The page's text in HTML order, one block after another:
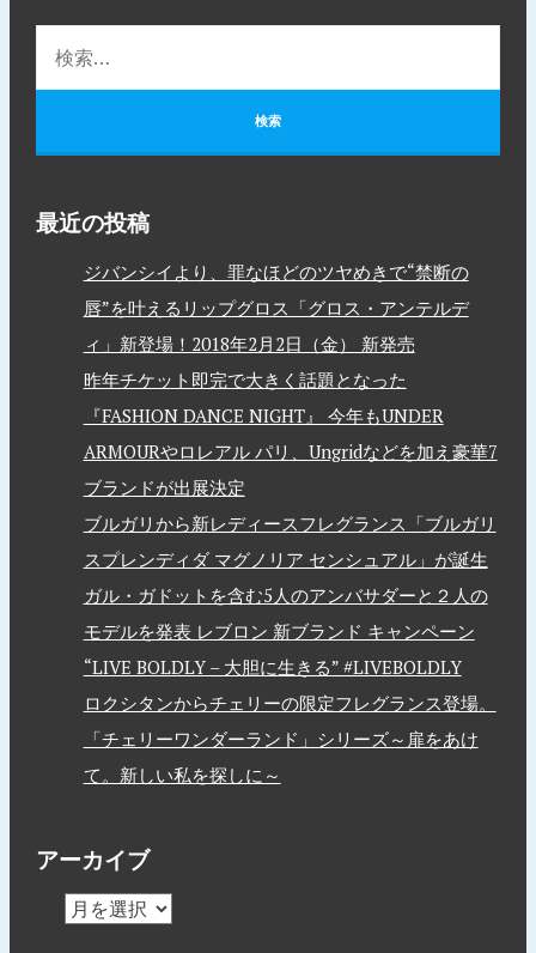
最近の投稿
ジバンシイより、罪なほどのツヤめきで“禁断の
唇”を叶えるリップグロス「グロス・アンテルデ
ィ」新登場！2018年2月2日（金） 新発売
昨年チケット即完で大きく話題となった
『FASHION DANCE NIGHT』 今年もUNDER
ARMOURやロレアル パリ、Ungridなどを加え豪華7
ブランドが出展決定
ブルガリから新レディースフレグランス「ブルガリ
スプレンディダ マグノリア センシュアル」が誕生
ガル・ガドットを含む5人のアンバサダーと２人の
モデルを発表 レブロン 新ブランド キャンペーン
“LIVE BOLDLY – 大胆に生きる” #LIVEBOLDLY
ロクシタンからチェリーの限定フレグランス登場。
「チェリーワンダーランド」シリーズ～扉をあけ
て。新しい私を探しに～
アーカイブ